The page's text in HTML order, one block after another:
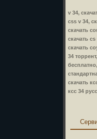
v 34,
css v 34,
скачать
скачать
скачать
34
скачать
ксс 34